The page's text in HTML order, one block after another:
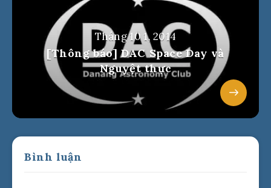
Tháng 10 1, 2014
[Thông báo] DAC Space Day và
Nguyệt thực
Bình luận